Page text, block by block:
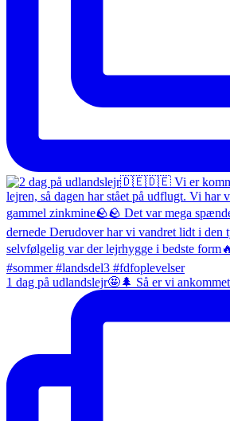
1 dag på udlandslejr🤩🌲 Så er vi